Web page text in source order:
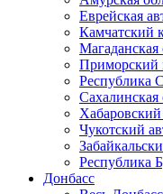
Еврейская
Камчатский
Магаданская
Приморский
Республика
Сахалинская
Чукотский
Республика
Донбасс